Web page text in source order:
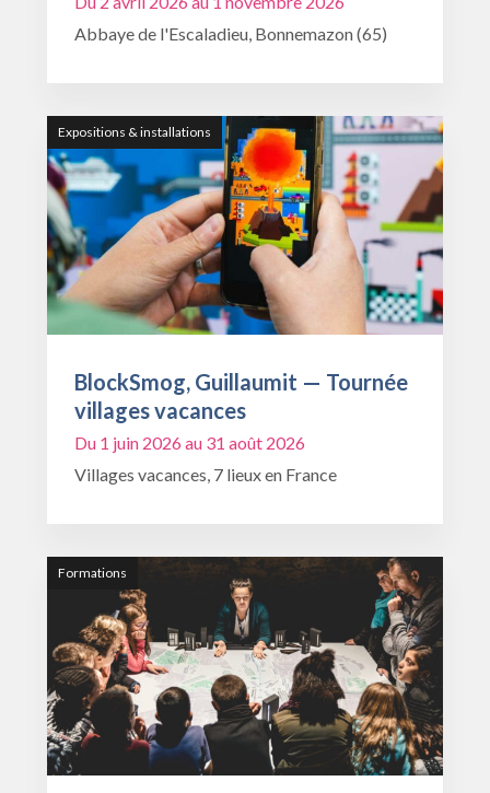
Abbaye de l'Escaladieu, Bonnemazon (65)
Expositions & installations
BlockSmog, Guillaumit — Tournée
villages vacances
Du 1 juin 2026 au 31 août 2026
Villages vacances, 7 lieux en France
Formations